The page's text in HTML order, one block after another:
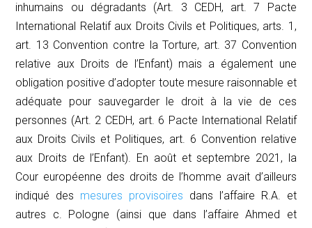
inhumains ou dégradants (Art. 3 CEDH, art. 7 Pacte
International Relatif aux Droits Civils et Politiques, arts. 1,
art. 13 Convention contre la Torture, art. 37 Convention
relative aux Droits de l’Enfant) mais a également une
obligation positive d’adopter toute mesure raisonnable et
adéquate pour sauvegarder le droit à la vie de ces
personnes (Art. 2 CEDH, art. 6 Pacte International Relatif
aux Droits Civils et Politiques, art. 6 Convention relative
aux Droits de l’Enfant). En août et septembre 2021, la
Cour européenne des droits de l’homme avait d’ailleurs
indiqué des mesures provisoires dans l’affaire
R.A. et
autres c. Pologne (ainsi que dans l’affaireAhmed et